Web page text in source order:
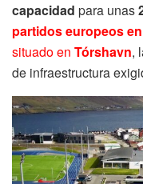
capacidad para unas
partidos europeos
situado en Tórshavn,
de infraestructura